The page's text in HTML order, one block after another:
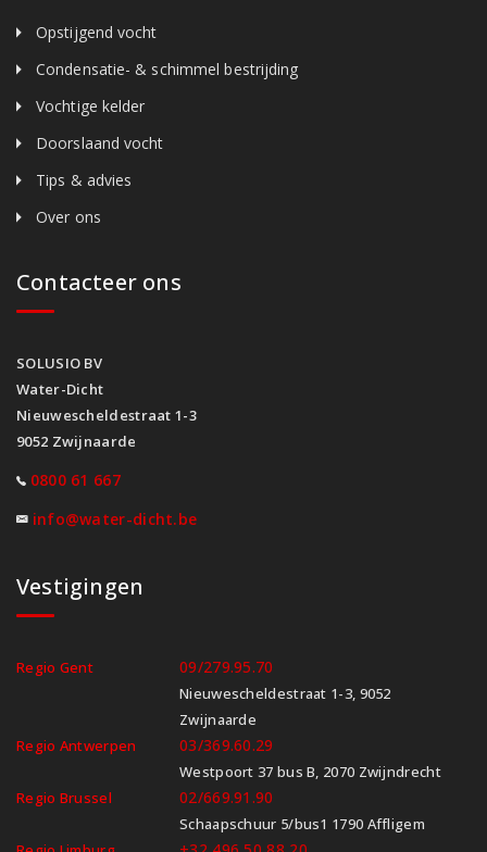
Opstijgend vocht
Condensatie- & schimmel bestrijding
Vochtige kelder
Doorslaand vocht
Tips & advies
Over ons
Contacteer ons
SOLUSIO BV
Water-Dicht
Nieuwescheldestraat 1-3
9052 Zwijnaarde
0800 61 667
info@water-dicht.be
Vestigingen
Regio Gent 09/279.95.70
Nieuwescheldestraat 1-3, 9052
Zwijnaarde
Regio Antwerpen
03/369.60.29
Westpoort 37 bus B, 2070 Zwijndrecht
Regio Brussel
02/669.91.90
Schaapschuur 5/bus1 1790 Affligem